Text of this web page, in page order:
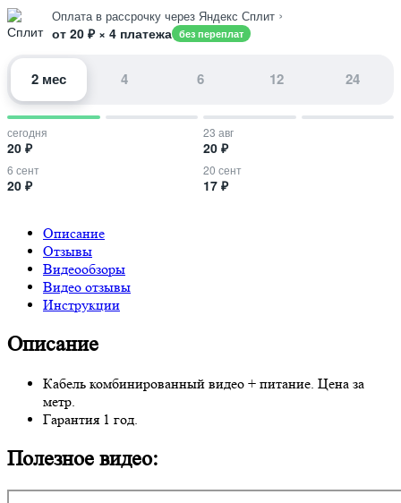
Оплата в рассрочку через Яндекс Сплит ›
от 20 ₽ × 4 платежа без переплат
2 мес 4 6 12 24
сегодня
20 ₽
23 авг
20 ₽
6 сент
20 ₽
20 сент
17 ₽
Описание
Отзывы
Видеообзоры
Видео отзывы
Инструкции
Описание
Кабель комбинированный видео + питание. Цена за
метр.
Гарантия 1 год.
Полезное видео: